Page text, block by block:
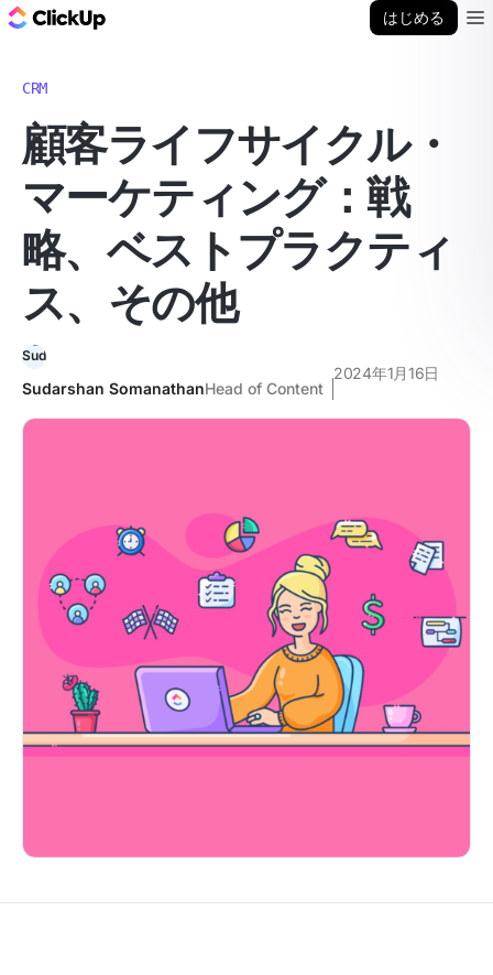
はじめる
CRM
顧客ライフサイクル・
マーケティング：戦
略、ベストプラクティ
ス、その他
Sudarshan SomanathanHead of Content
2024年1月16日